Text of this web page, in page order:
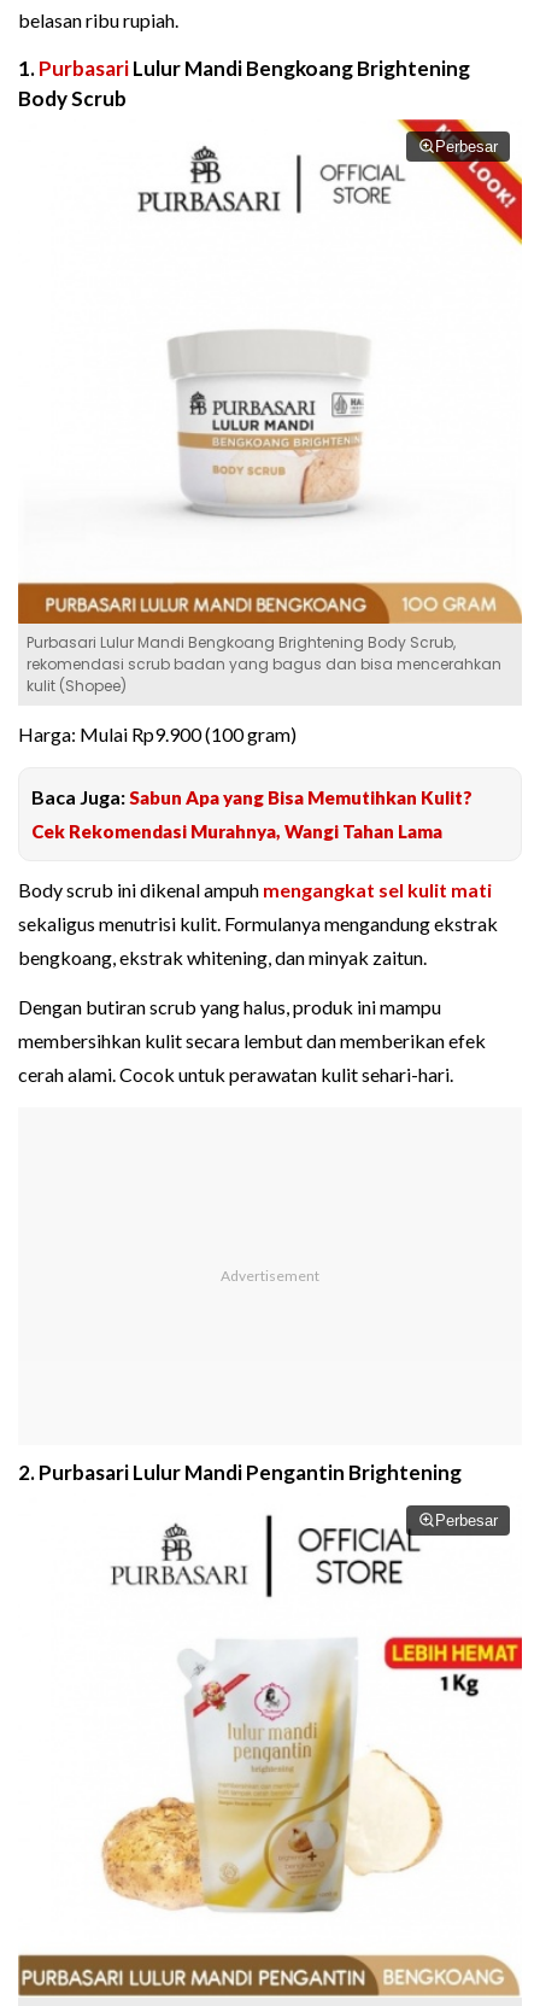
belasan ribu rupiah.
1.PurbasariLulur Mandi Bengkoang Brightening
Body Scrub
Perbesar
Purbasari Lulur Mandi Bengkoang Brightening Body Scrub,
rekomendasi scrub badan yang bagus dan bisa mencerahkan
kulit (Shopee)
Harga: Mulai Rp9.900 (100 gram)
Baca Juga:Sabun Apa yang Bisa Memutihkan Kulit?
Cek Rekomendasi Murahnya, Wangi Tahan Lama
Body scrub ini dikenal ampuh mengangkat sel kulit mati
sekaligus menutrisi kulit. Formulanya mengandung ekstrak
bengkoang, ekstrak whitening, dan minyak zaitun.
Dengan butiran scrub yang halus, produk ini mampu
membersihkan kulit secara lembut dan memberikan efek
cerah alami. Cocok untuk perawatan kulit sehari-hari.
2. Purbasari Lulur Mandi Pengantin Brightening
Perbesar